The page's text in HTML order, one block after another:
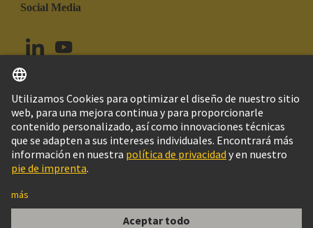
Social Media
Chile Español
© Grupo Tecnológico HARTING
Imprint
Aviso Legal WebInformación al cliente